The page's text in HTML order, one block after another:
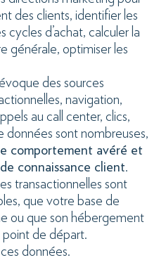
des clients, identifier les
cycles d’achat, calculer la
générale, optimiser les
des sources
navigation,
au call center, clics,
données sont nombreuses,
comportement avéré et
connaissance client.
transactionnelles sont
que votre base de
ou que son hébergement
point de départ.
ces données.